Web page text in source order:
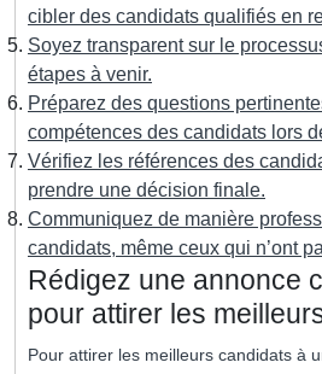
cibler des candidats qualifiés en
Soyez transparent sur le
étapes à venir.
Préparez des questions
compétences des candidats lors
Vérifiez les références des
prendre une décision finale.
Communiquez de manière
candidats, même ceux qui n’ont
Rédigez une annonce
pour attirer les
Pour attirer les meilleurs candidats à